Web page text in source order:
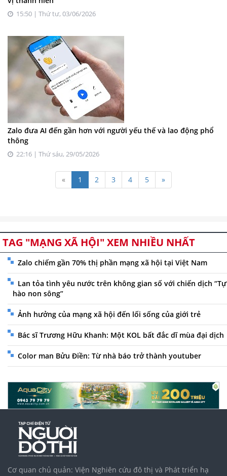
15:50 | Thứ tư, 03/06/2026
Zalo đưa AI đến gần hơn với người yếu thế và lao động phổ
thông
22:16 | Thứ sáu, 29/05/2026
« 1 2 3 4 5 »
TAG "MẠNG XÃ HỘI" XEM NHIỀU NHẤT
Zalo chiếm gần 70% thị phần mạng xã hội tại Việt Nam
Lan tỏa tình yêu nước trên không gian số với chiến dịch “Tự
hào non sông”
Ảnh hưởng của mạng xã hội đến lối sống của giới trẻ
Bác sĩ Trương Hữu Khanh: Một KOL bất đắc dĩ mùa đại dịch
Color man Bửu Điền: Từ nhà báo trở thành youtuber
Cơ quan chủ quản: Viện Nghiên cứu đô thị và Phát triển hạ